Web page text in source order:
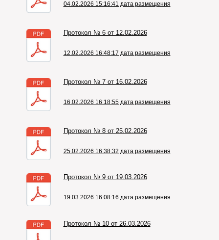
04.02.2026 15:16:41 дата размещения
Протокол № 6 от 12.02.2026
12.02.2026 16:48:17 дата размещения
Протокол № 7 от 16.02.2026
16.02.2026 16:18:55 дата размещения
Протокол № 8 от 25.02.2026
25.02.2026 16:38:32 дата размещения
Протокол № 9 от 19.03.2026
19.03.2026 16:08:16 дата размещения
Протокол № 10 от 26.03.2026